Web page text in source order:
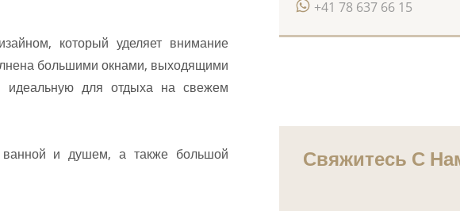
который уделяет внимание
большими окнами, выходящими
идеальную для отдыха на свежем
ванной и душем, а также большой
+41 78 637 66 15
Свяжитесь С